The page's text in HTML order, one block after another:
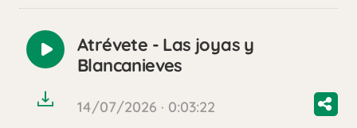
Reproducir
audio
Atrévete - Las joyas y
Blancanieves
14/07/2026 · 0:03:22